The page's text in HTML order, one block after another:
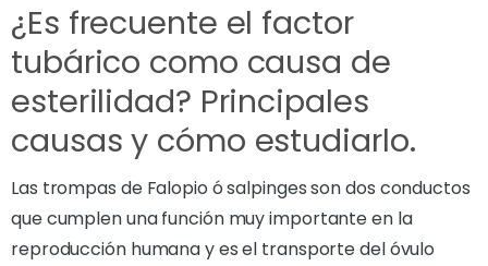
¿Es frecuente el factor
tubárico como causa de
esterilidad? Principales
causas y cómo estudiarlo.
Las trompas de Falopio ó salpinges son dos conductos
que cumplen una función muy importante en la
reproducción humana y es el transporte del óvulo